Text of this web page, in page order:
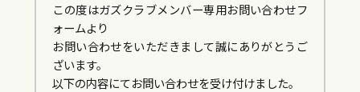
この度はガズクラブメンバー専用お問い合わせフ
ォームより
お問い合わせをいただきまして誠にありがとうご
ざいます。
以下の内容にてお問い合わせを受け付けました。